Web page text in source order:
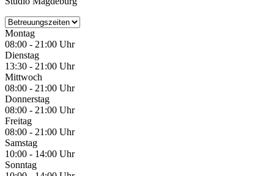
Montag
08:00 - 21:00 Uhr
Dienstag
13:30 - 21:00 Uhr
Mittwoch
08:00 - 21:00 Uhr
Donnerstag
08:00 - 21:00 Uhr
Freitag
08:00 - 21:00 Uhr
Samstag
10:00 - 14:00 Uhr
Sonntag